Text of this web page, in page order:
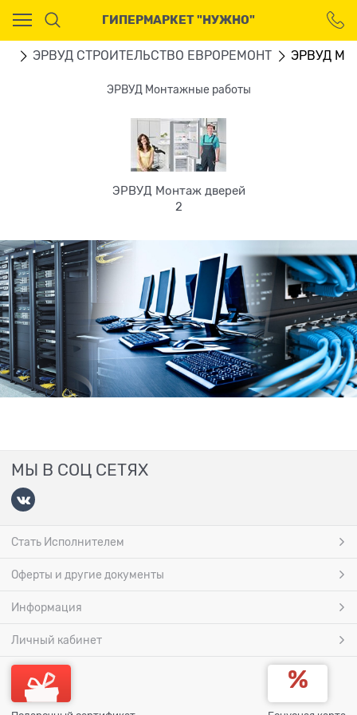
ГИПЕРМАРКЕТ "НУЖНО"
ЭРВУД СТРОИТЕЛЬСТВО ЕВРОРЕМОНТ ЭРВУД
ЭРВУД Монтажные работы
ЭРВУД Монтаж дверей
2
МЫ В СОЦ СЕТЯХ
Стать Исполнителем
Оферты и другие документы
Информация
Личный кабинет
Ваш город - Москва,
угадали?
ДА НЕТ